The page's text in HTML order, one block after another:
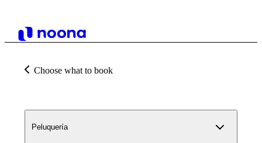
Choose what to book
Peluquería